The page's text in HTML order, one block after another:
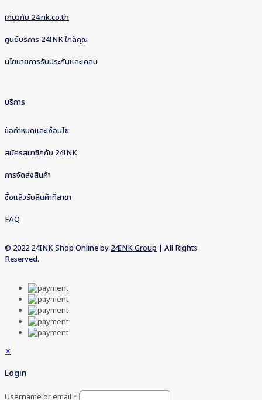
เกี่ยวกับ 24ink.co.th
ศูนย์บริการ 24INK ใกล้คุณ
นโยบายการรับประกันและเคลม
บริการ
ข้อกำหนดและเงื่อนไข
สมัครสมาชิกกับ 24INK
การจัดส่งสินค้า
ซื้อแล้วรับสินค้าที่สาขา
FAQ
© 2022 24INK Shop Online by24INK Group | All Rights
Reserved.
✕
Login
Username or email *